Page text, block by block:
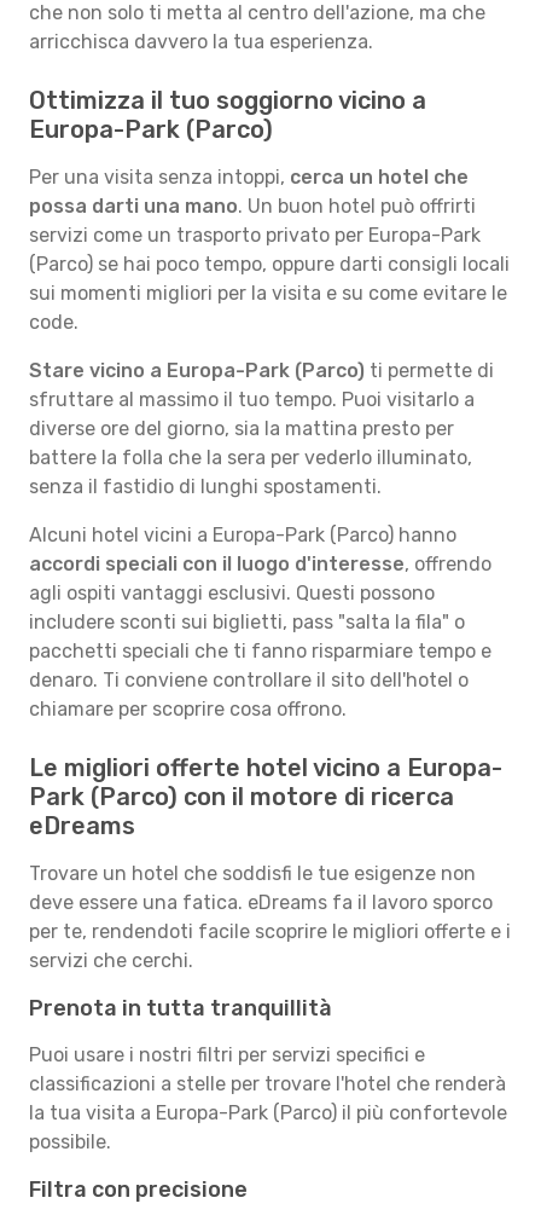
che non solo ti metta al centro dell'azione, ma che
arricchisca davvero la tua esperienza.
Ottimizza il tuo soggiorno vicino a
Europa-Park (Parco)
Per una visita senza intoppi, cerca un hotel che
possa darti una mano. Un buon hotel può offrirti
servizi come un trasporto privato per Europa-Park
(Parco) se hai poco tempo, oppure darti consigli locali
sui momenti migliori per la visita e su come evitare le
code.
Stare vicino a Europa-Park (Parco) ti permette di
sfruttare al massimo il tuo tempo. Puoi visitarlo a
diverse ore del giorno, sia la mattina presto per
battere la folla che la sera per vederlo illuminato,
senza il fastidio di lunghi spostamenti.
Alcuni hotel vicini a Europa-Park (Parco) hanno
accordi speciali con il luogo d'interesse, offrendo
agli ospiti vantaggi esclusivi. Questi possono
includere sconti sui biglietti, pass "salta la fila" o
pacchetti speciali che ti fanno risparmiare tempo e
denaro. Ti conviene controllare il sito dell'hotel o
chiamare per scoprire cosa offrono.
Le migliori offerte hotel vicino a Europa-
Park (Parco) con il motore di ricerca
eDreams
Trovare un hotel che soddisfi le tue esigenze non
deve essere una fatica. eDreams fa il lavoro sporco
per te, rendendoti facile scoprire le migliori offerte e i
servizi che cerchi.
Prenota in tutta tranquillità
Puoi usare i nostri filtri per servizi specifici e
classificazioni a stelle per trovare l'hotel che renderà
la tua visita a Europa-Park (Parco) il più confortevole
possibile.
Filtra con precisione